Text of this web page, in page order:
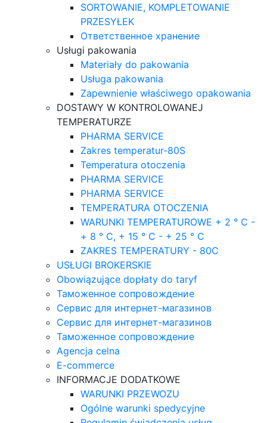
SORTOWANIE, KOMPLETOWANIE
PRZESYŁEK
Ответственное хранение
Usługi pakowania
Materiały do pakowania
Usługa pakowania
Zapewnienie właściwego opakowania
DOSTAWY W KONTROLOWANEJ
TEMPERATURZE
PHARMA SERVICE
Zakres temperatur-80S
Temperatura otoczenia
PHARMA SERVICE
PHARMA SERVICE
TEMPERATURA OTOCZENIA
WARUNKI TEMPERATUROWE + 2 ° C -
+ 8 ° C, + 15 ° C - + 25 ° C
ZAKRES TEMPERATURY - 80C
USŁUGI BROKERSKIE
Obowiązujące dopłaty do taryf
Таможенное сопровождение
Сервис для интернет-магазинов
Сервис для интернет-магазинов
Таможенное сопровождение
Agencja celna
E-commerce
INFORMACJE DODATKOWE
WARUNKI PRZEWOZU
Ogólne warunki spedycyjne